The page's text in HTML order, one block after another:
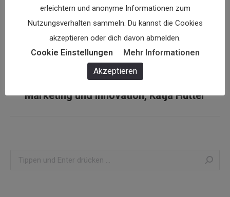
Kommentarnavigation
ZURÜCK
Vorheriger
Beitrag:
KATJA HUTTER, MARKETING UND
INNOVATION
NÄCHSTES
Nächster
Marketing und Innovation, Katja Hutter
Search:
erleichtern und anonyme Informationen zum
Nutzungsverhalten sammeln. Du kannst die Cookies
akzeptieren oder dich davon abmelden.
Cookie Einstellungen
Mehr Informationen
Akzeptieren